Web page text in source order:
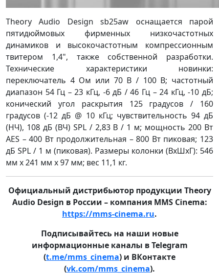
Theory Audio Design sb25aw оснащается парой
пятидюймовых фирменных низкочастотных
динамиков и высокочастотным компрессионным
твитером 1,4", также собственной разработки.
Технические характеристики новинки:
переключатель 4 Ом или 70 В / 100 В; частотный
диапазон 54 Гц – 23 кГц, -6 дБ / 46 Гц – 24 кГц, -10 дБ;
конический угол раскрытия 125 градусов / 160
градусов (-12 дБ @ 10 кГц; чувствительность 94 дБ
(НЧ), 108 дБ (ВЧ) SPL / 2,83 В / 1 м; мощность 200 Вт
AES – 400 Вт продолжительная – 800 Вт пиковая; 123
дБ SPL / 1 м (пиковая). Размеры колонки (ВхШхГ): 546
мм x 241 мм x 97 мм; вес 11,1 кг.
Официальный дистрибьютор продукции Theory
Audio Design в России – компания MMS Cinema:
https://mms-cinema.ru.
Подписывайтесь на наши новые
информационные каналы в Telegram
(t.me/mms_cinema) и ВКонтакте
(vk.com/mms_cinema).